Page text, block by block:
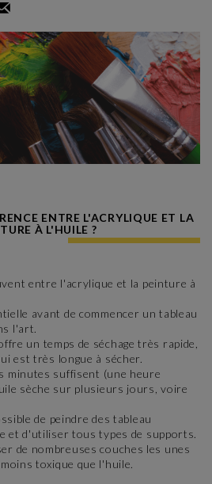
ENTRE L'ACRYLIQUE ET LA
À L'HUILE ?
entre l'acrylique et la peinture à
avant de commencer un tableau
l'art.
un temps de séchage très rapide,
est très longue à sécher.
minutes suffisent (une heure
sèche sur plusieurs jours, voire
de peindre des tableau
et d'utiliser tous types de supports.
de nombreuses couches les unes
toxique que l'huile.